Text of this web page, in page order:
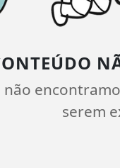
não
serem